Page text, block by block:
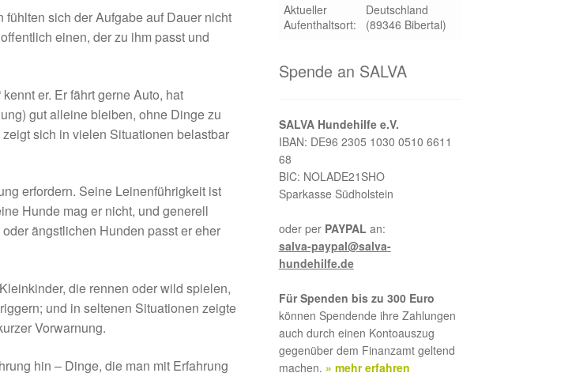
sich der Aufgabe auf Dauer nicht
einen, der zu ihm passt und
er. Er fährt gerne Auto, hat
gut alleine bleiben, ohne Dinge zu
sich in vielen Situationen belastbar
erfordern. Seine Leinenführigkeit ist
Hunde mag er nicht, und generell
ängstlichen Hunden passt er eher
die rennen oder wild spielen,
und in seltenen Situationen zeigte
Vorwarnung.
hin – Dinge, die man mit Erfahrung
Aktueller
Aufenthaltsort:
Deutschland
(89346 Bibertal)
Spende an SALVA
SALVA Hundehilfe e.V.
IBAN: DE96 2305 1030 0510 6611
68
BIC: NOLADE21SHO
Sparkasse Südholstein
oder per PAYPAL an:
salva-paypal@salva-
hundehilfe.de
Für Spenden bis zu 300 Euro
können Spendende ihre Zahlungen
auch durch einen Kontoauszug
gegenüber dem Finanzamt geltend
machen. » mehr erfahren